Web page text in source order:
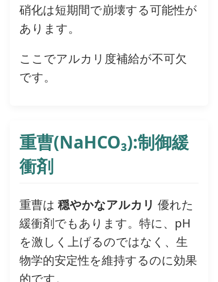
硝化は短期間で崩壊する可能性が
あります。
ここでアルカリ度補給が不可欠
です。
重曹(NaHCO₃):制御緩
衝剤
重曹は 穏やかなアルカリ 優れた
緩衝剤でもあります。特に、pH
を激しく上げるのではなく、生
物学的安定性を維持するのに効果
的です。